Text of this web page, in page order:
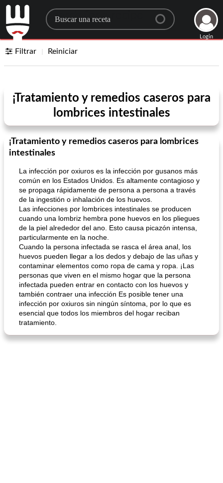
Search for a recipe
Login
Filtrar Reiniciar
¡Tratamiento y remedios caseros para
lombrices intestinales
¡Tratamiento y remedios caseros para lombrices
intestinales
La infección por oxiuros es la infección por gusanos más
común en los Estados Unidos. Es altamente contagioso y
se propaga rápidamente de persona a persona a través
de la ingestión o inhalación de los huevos.
Las infecciones por lombrices intestinales se producen
cuando una lombriz hembra pone huevos en los pliegues
de la piel alrededor del ano. Esto causa picazón intensa,
particularmente en la noche.
Cuando la persona infectada se rasca el área anal, los
huevos pueden llegar a los dedos y debajo de las uñas y
contaminar elementos como ropa de cama y ropa. ¡Las
personas que viven en el mismo hogar que la persona
infectada pueden entrar en contacto con los huevos y
también contraer una infección Es posible tener una
infección por oxiuros sin ningún síntoma, por lo que es
esencial que todos los miembros del hogar reciban
tratamiento.